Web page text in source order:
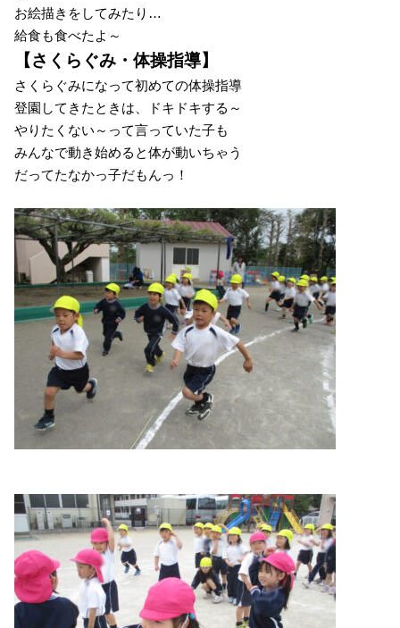
子育て支援
未就園児教室
課外授業
お絵描きをしてみたり…
給食も食べたよ～
【さくらぐみ・体操指導】
さくらぐみになって初めての体操指導
登園してきたときは、ドキドキする～
やりたくない～って言っていた子も
みんなで動き始めると体が動いちゃう
だってたなかっ子だもんっ！